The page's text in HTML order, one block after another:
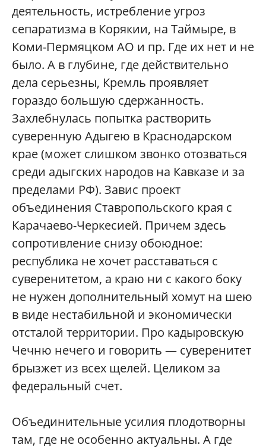
деятельность, истребление угроз
сепаратизма в Корякии, на Таймыре, в
Коми-Пермяцком АО и пр. Где их нет и не
было. А в глубине, где действительно
дела серьезны, Кремль проявляет
гораздо большую сдержанность.
Захлебнулась попытка растворить
суверенную Адыгею в Краснодарском
крае (может слишком звонко отозваться
среди адыгских народов на Кавказе и за
пределами РФ). Завис проект
объединения Ставропольского края с
Карачаево-Черкесией. Причем здесь
сопротивление снизу обоюдное:
республика не хочет расставаться с
суверенитетом, а краю ни с какого боку
не нужен дополнительный хомут на шею
в виде нестабильной и экономически
отсталой территории. Про кадыровскую
Чечню нечего и говорить — суверенитет
брызжет из всех щелей. Целиком за
федеральный счет.
Объединительные усилия плодотворны
там, где не особенно актуальны. А где